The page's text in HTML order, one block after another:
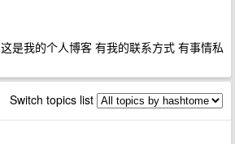
这是我的个人博客 有我的联系方式 有事情私
Switch topics list